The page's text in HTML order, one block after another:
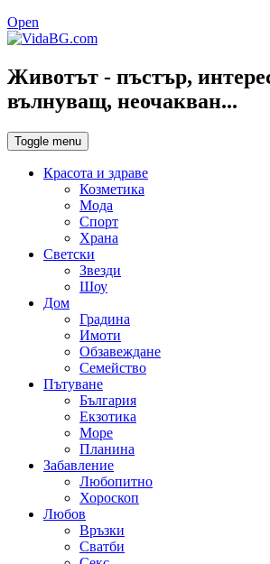
Open
Животът - пъстър,
вълнуващ, неочакван...
Toggle menu
Красота и здраве
Козметика
Мода
Спорт
Храна
Светски
Звезди
Шоу
Дом
Градина
Имоти
Обзавеждане
Семейство
Пътуване
България
Екзотика
Море
Планина
Забавление
Любопитно
Хороскоп
Любов
Връзки
Сватби